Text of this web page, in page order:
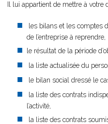
Il lui appartient de mettre à votre
les bilans et les comptes
de l’entreprise à reprendre,
le résultat de la période
la liste actualisée du
le bilan social dressé le
la liste des contrats
l’activité,
la liste des contrats